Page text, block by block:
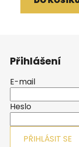
Přihlášení
E-mail
Heslo
PŘIHLÁSIT SE